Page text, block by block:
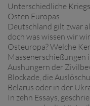
Unterschiedliche
Osten Europas
Deutschland gilt zwar
doch was wissen wir
Osteuropa? Welche
Massenerschießungen
Aushungern der
Blockade, die
Belarus oder in der
In zehn Essays,